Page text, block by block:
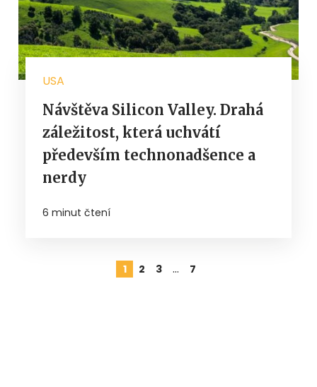
USA
Návštěva Silicon Valley. Drahá
záležitost, která uchvátí
především technonadšence a
nerdy
6 minut čtení
1 2 3 … 7